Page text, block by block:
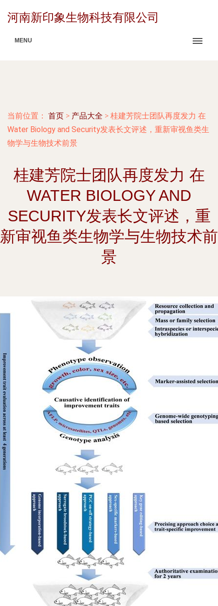
河南新印象生物科技有限公司
MENU
当前位置： 首页 > 产品大全 > 桂建芳院士团队再度发力 在
Water Biology and Security发表长文评述，重新审视鱼类生
物学与生物技术前景
桂建芳院士团队再度发力 在
WATER BIOLOGY AND
SECURITY发表长文评述，重
新审视鱼类生物学与生物技术前
景